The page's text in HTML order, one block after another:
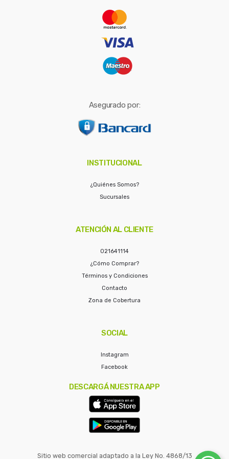
Asegurado por:
INSTITUCIONAL
¿Quiénes Somos?
Sucursales
ATENCIÓN AL CLIENTE
021641114
¿Cómo Comprar?
Términos y Condiciones
Contacto
Zona de Cobertura
SOCIAL
Instagram
Facebook
DESCARGÁ NUESTRA APP
Sitio web comercial adaptado a la Ley No. 4868/13